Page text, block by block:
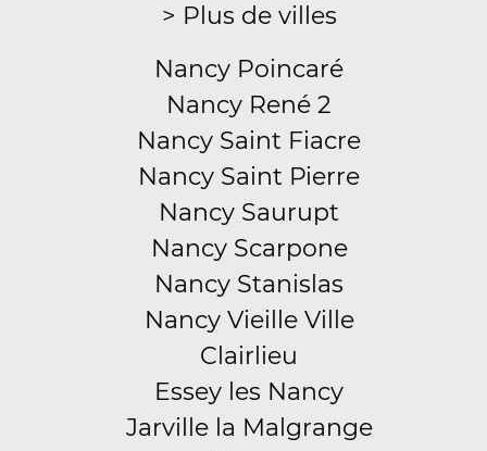
> Plus de villes
Nancy Poincaré
Nancy René 2
Nancy Saint Fiacre
Nancy Saint Pierre
Nancy Saurupt
Nancy Scarpone
Nancy Stanislas
Nancy Vieille Ville
Clairlieu
Essey les Nancy
Jarville la Malgrange